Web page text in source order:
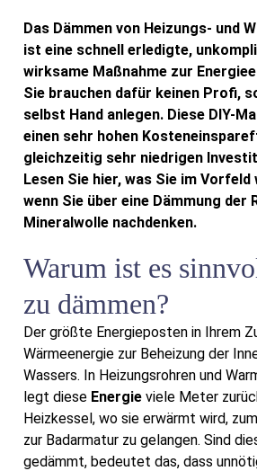
Das Dämmen von Heizungs- und
ist eine schnell erledigte,
wirksame Maßnahme zur
Sie brauchen dafür keinen Profi,
selbst Hand anlegen. Diese DIY-
einen sehr hohen
gleichzeitig sehr niedrigen
Lesen Sie hier, was Sie im
wenn Sie über eine Dämmung der
Mineralwolle nachdenken.
Warum ist es
zu dämmen?
Der größte Energieposten in Ihrem
Wärmeenergie zur Beheizung der
Wassers. In Heizungsrohren und
legt diese Energie viele Meter
Heizkessel, wo sie erwärmt wird,
zur Badarmatur zu gelangen. Sind
gedämmt, bedeutet das, dass